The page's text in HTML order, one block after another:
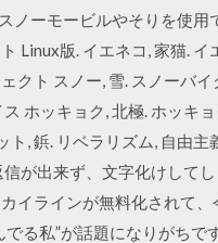
ノーモービルやそりを使
版. イエネコ, 家猫. イ
クト スノー, 雪. スノーバ
ホッキョク, 北極. ホッキ
, 鋲. リベラリズム, 自由
信が出来ず、文字化けして
イラインが無料化されて
る私”が話題になりがち